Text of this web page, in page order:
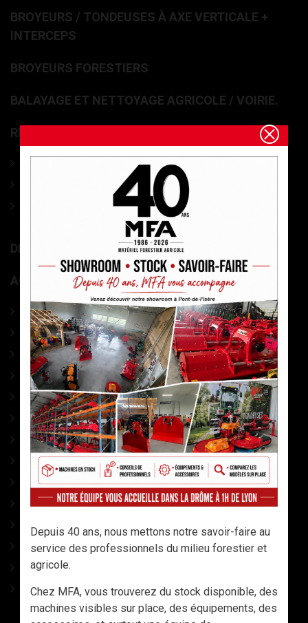
BROYEURS / TONDEUSES À AXE VERTICALE +
INTERCEPS
BROYEURS FORESTIERS
BALAYAGE ET NETTOYAGE AGRICOLE / VOIRIE.
REMORQUE ET GRUES FORESTIÈRES
Ensemble Grues et Remorques forestières
Remorques à bois forestières
Grues de débardage forestières
DIVERS MATÉRIEL MARAÎCHAGE
ACCESSOIRES
PHARMACIE
CABLES DEBARDAGE
ACCESSOIRES DEBARDAGE
SIGNALISATION
MESURES
MARQUAGE
ELAGAGE
ACCESSOIRES Tronço
COINS A FRAPPER
CONDITIONNEMENT
ACCESSOIRES DIVERS
OUTILS AVEC MANCHES
LAMES DE SCIES
CATALOGUE
Depuis 40 ans, nous mettons notre savoir-faire au
service des professionnels du milieu forestier et
agricole.
Chez MFA, vous trouverez du stock disponible, des
machines visibles sur place, des équipements, des